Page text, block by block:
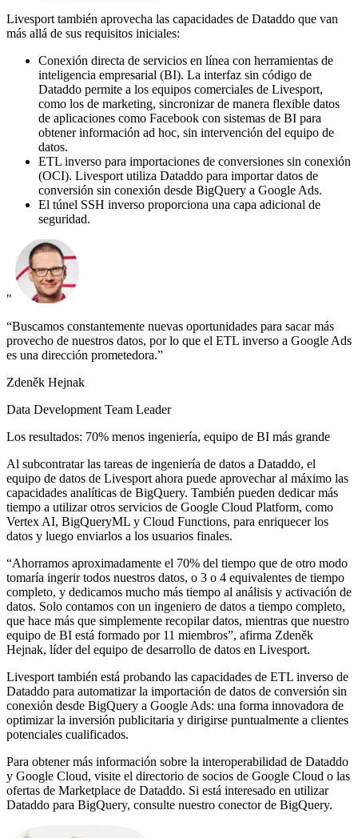
Livesport también aprovecha las capacidades de Dataddo que van
más allá de sus requisitos iniciales:
Conexión directa de servicios en línea con herramientas de
inteligencia empresarial (BI). La interfaz sin código de
Dataddo permite a los equipos comerciales de Livesport,
como los de marketing, sincronizar de manera flexible datos
de aplicaciones como Facebook con sistemas de BI para
obtener información ad hoc, sin intervención del equipo de
datos.
ETL inverso para importaciones de conversiones sin conexión
(OCI). Livesport utiliza Dataddo para importar datos de
conversión sin conexión desde BigQuery a Google Ads.
El túnel SSH inverso proporciona una capa adicional de
seguridad.
"
“Buscamos constantemente nuevas oportunidades para sacar más
provecho de nuestros datos, por lo que el ETL inverso a Google Ads
es una dirección prometedora.”
Zdeněk Hejnak
Data Development Team Leader
Los resultados: 70% menos ingeniería, equipo de BI más grande
Al subcontratar las tareas de ingeniería de datos a Dataddo, el
equipo de datos de Livesport ahora puede aprovechar al máximo las
capacidades analíticas de BigQuery. También pueden dedicar más
tiempo a utilizar otros servicios de Google Cloud Platform, como
Vertex AI, BigQueryML y Cloud Functions, para enriquecer los
datos y luego enviarlos a los usuarios finales.
“Ahorramos aproximadamente el 70% del tiempo que de otro modo
tomaría ingerir todos nuestros datos, o 3 o 4 equivalentes de tiempo
completo, y dedicamos mucho más tiempo al análisis y activación de
datos. Solo contamos con un ingeniero de datos a tiempo completo,
que hace más que simplemente recopilar datos, mientras que nuestro
equipo de BI está formado por 11 miembros”, afirma Zdeněk
Hejnak, líder del equipo de desarrollo de datos en Livesport.
Livesport también está probando las capacidades de ETL inverso de
Dataddo para automatizar la importación de datos de conversión sin
conexión desde BigQuery a Google Ads: una forma innovadora de
optimizar la inversión publicitaria y dirigirse puntualmente a clientes
potenciales cualificados.
Para obtener más información sobre la interoperabilidad de Dataddo
y Google Cloud, visite el directorio de socios de Google Cloud o las
ofertas de Marketplace de Dataddo. Si está interesado en utilizar
Dataddo para BigQuery, consulte nuestro conector de BigQuery.